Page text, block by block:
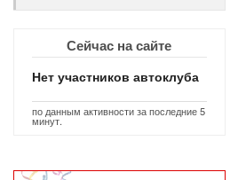
Сейчас на сайте
Нет участников автоклуба
по данным активности за последние 5
минут.